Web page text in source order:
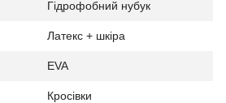
Гідрофобний нубук
Латекс + шкіра
EVA
Кросівки